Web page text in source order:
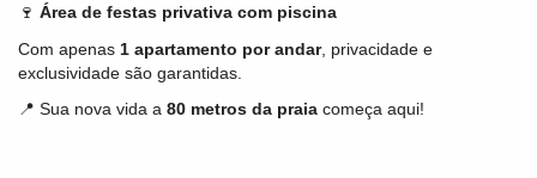
🍷 Área de festas privativa com piscina
Com apenas 1 apartamento por andar, privacidade e
exclusividade são garantidas.
📍 Sua nova vida a 80 metros da praia começa aqui!